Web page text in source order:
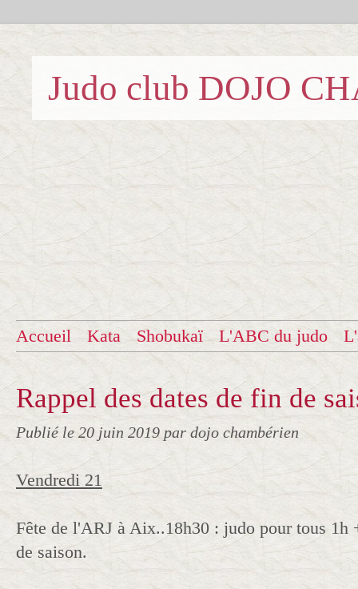
Judo club DOJO
Accueil Kata Shobukaï L'ABC du judo
Rappel des dates de fin de
Publié le 20 juin 2019 par dojo chambérien
Vendredi 21
Fête de l'ARJ à Aix..18h30 : judo pour tous 1h
de saison.